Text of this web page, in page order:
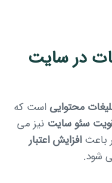
در سایت
محتوایی است که
سئو سایت نیز می
باعث افزایش اعتبار
شود.